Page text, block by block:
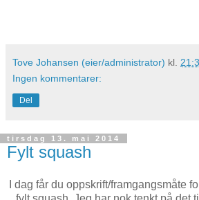
Tove Johansen (eier/administrator) kl.
Ingen kommentarer:
Del
tirsdag 13. mai 2014
Fylt squash
I dag får du oppskrift/framgangsmåte